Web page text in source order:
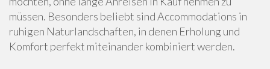
müssen. Besonders beliebt sind Accommodations in
ruhigen Naturlandschaften, in denen Erholung und
Komfort perfekt miteinander kombiniert werden.